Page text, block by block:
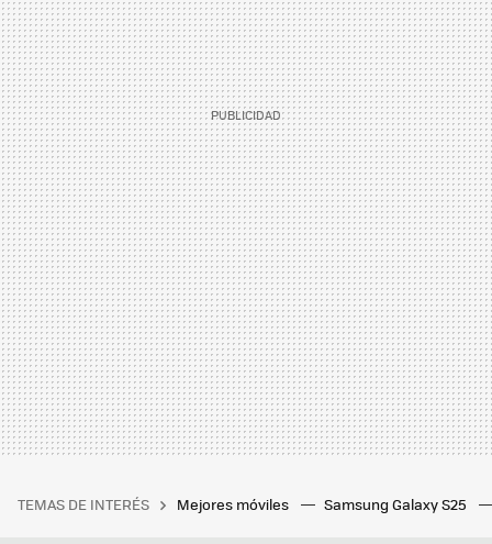
TEMAS DE INTERÉS Mejores móviles Samsung Galaxy S25